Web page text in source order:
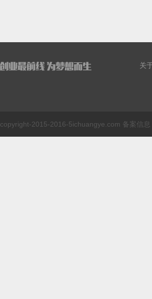
关
copyright-2015-2016-5ichuangye.com 备案信息